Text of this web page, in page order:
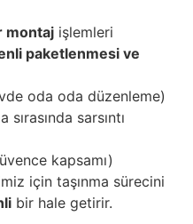
montaj işlemleri
paketlenmesi ve
oda oda düzenleme)
sırasında sarsıntı
kapsamı)
için taşınma sürecini
bir hale getirir.